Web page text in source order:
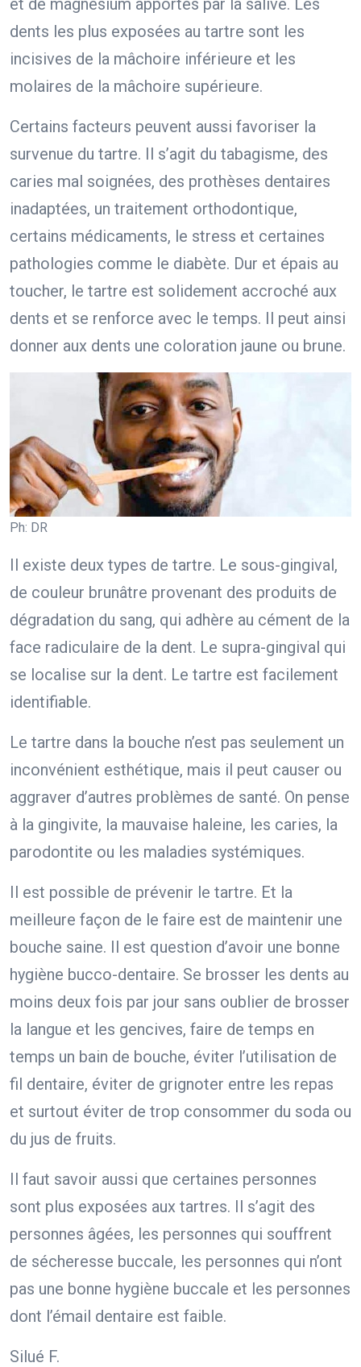
et de magnésium apportés par la salive. Les
dents les plus exposées au tartre sont les
incisives de la mâchoire inférieure et les
molaires de la mâchoire supérieure.
Certains facteurs peuvent aussi favoriser la
survenue du tartre. Il s’agit du tabagisme, des
caries mal soignées, des prothèses dentaires
inadaptées, un traitement orthodontique,
certains médicaments, le stress et certaines
pathologies comme le diabète. Dur et épais au
toucher, le tartre est solidement accroché aux
dents et se renforce avec le temps. Il peut ainsi
donner aux dents une coloration jaune ou brune.
Ph: DR
Il existe deux types de tartre. Le sous-gingival,
de couleur brunâtre provenant des produits de
dégradation du sang, qui adhère au cément de la
face radiculaire de la dent. Le supra-gingival qui
se localise sur la dent. Le tartre est facilement
identifiable.
Le tartre dans la bouche n’est pas seulement un
inconvénient esthétique, mais il peut causer ou
aggraver d’autres problèmes de santé. On pense
à la gingivite, la mauvaise haleine, les caries, la
parodontite ou les maladies systémiques.
Il est possible de prévenir le tartre. Et la
meilleure façon de le faire est de maintenir une
bouche saine. Il est question d’avoir une bonne
hygiène bucco-dentaire. Se brosser les dents au
moins deux fois par jour sans oublier de brosser
la langue et les gencives, faire de temps en
temps un bain de bouche, éviter l’utilisation de
fil dentaire, éviter de grignoter entre les repas
et surtout éviter de trop consommer du soda ou
du jus de fruits.
Il faut savoir aussi que certaines personnes
sont plus exposées aux tartres. Il s’agit des
personnes âgées, les personnes qui souffrent
de sécheresse buccale, les personnes qui n’ont
pas une bonne hygiène buccale et les personnes
dont l’émail dentaire est faible.
Silué F.